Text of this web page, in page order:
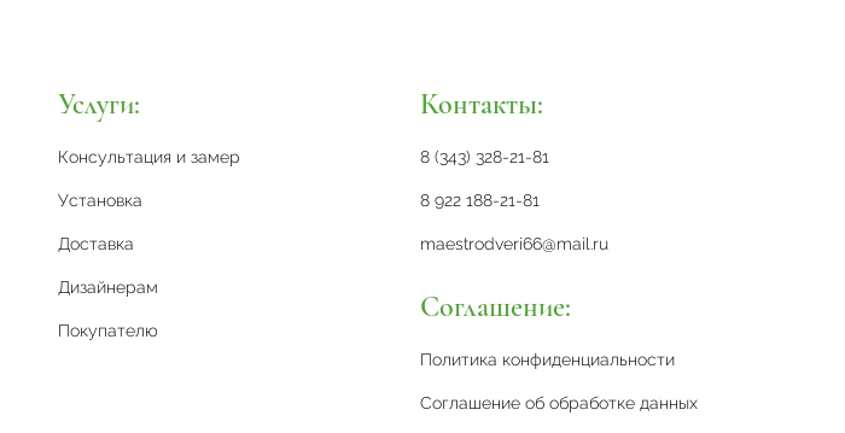
Услуги:
Консультация и замер
Установка
Доставка
Дизайнерам
Покупателю
Контакты:
8 (343) 328-21-81
8 922 188-21-81
maestrodveri66@mail.ru
Соглашение:
Политика конфиденциальности
Соглашение об обработке данных